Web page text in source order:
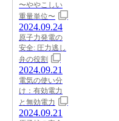
〜ややこしい
重量単位〜
2024.09.24
原子力発電の
安全: 圧力逃し
弁の役割
2024.09.21
電気の使い分
け：有効電力
と無効電力
2024.09.21